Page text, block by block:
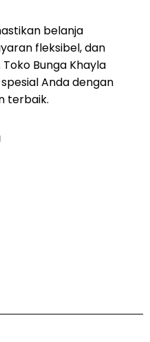
belanja
fleksibel, dan
Bunga Khayla
Anda dengan
terbaik.